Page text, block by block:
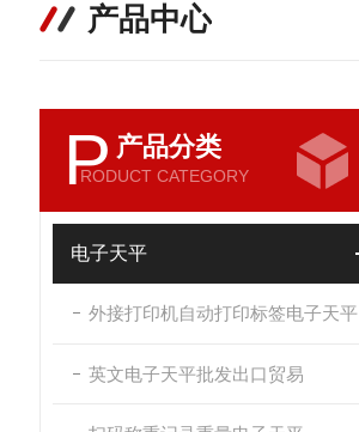
产品中心
P 产品分类
RODUCT CATEGORY
电子天平
外接打印机自动打印标签电子天平
英文电子天平批发出口贸易